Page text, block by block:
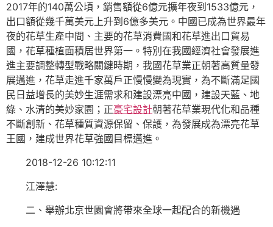
2017年的140萬公頃，銷售額從6億元擴年夜到1533億元，
出口額從幾千萬美元上升到6億多美元。中國已成為世界最年
夜的花草生產中間、主要的花草消費國和花草進出口貿易
國，花草種植面積居世界第一。特別在我國經濟社會發展進
進主要調整轉型戰略關鍵時期，我國花草業正朝著高質量發
展邁進，花草走進千家萬戶正慢慢變為現實，為不斷滿足國
民日益增長的美妙生涯需求和建設漂亮中國，建設天藍、地
綠、水清的美妙家園；正豪宅設計朝著花草業現代化和品種
不斷創新、花草種質資源保留、保護，為發展成為漂亮花草
王國，建成世界花草強國目標邁進。
2018-12-26 10:12:11
江澤慧:
二、舉辦北京世園會將帶來全球一起配合的新機遇